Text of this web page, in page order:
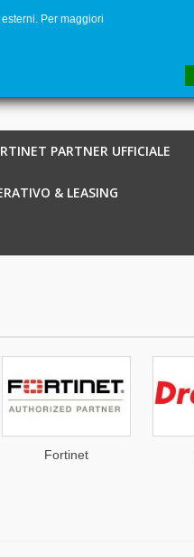
PARTNER UFFICIALE
& LEASING
Fortinet
Per maggiori